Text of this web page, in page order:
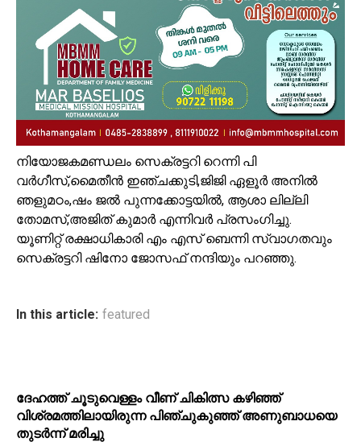
നിയോജകമണ്ഡലം സെക്രട്ടറി റെന്നി പി
വർഗീസ്,മൈതീൻ ഇഞ്ചക്കുടി,ജിജി ഏളൂർ അനിൽ
ഞളുമഠം,ഷം ജൽ പുന്നക്കോട്ടയിൽ, ആശാ ലില്ലി
തോമസ്,അജിത് കുമാർ എന്നിവർ പ്രസംഗിച്ചു.
യൂണിറ്റ് രക്ഷാധികാരി എം എസ് ബെന്നി സ്വാഗതവും
സെക്രട്ടറി ഷിനോ ജോസഫ് നന്ദിയും പറഞ്ഞു.
In this article: featured
ദേഹത്ത് ചൂടുവെള്ളം വീണ് ചികിത്സ കഴിഞ്ഞ്
വിശ്രമത്തിലായിരുന്ന പിഞ്ചുകുഞ്ഞ് അണുബാധയെ
തുടര്‍ന്ന് മരിച്ചു